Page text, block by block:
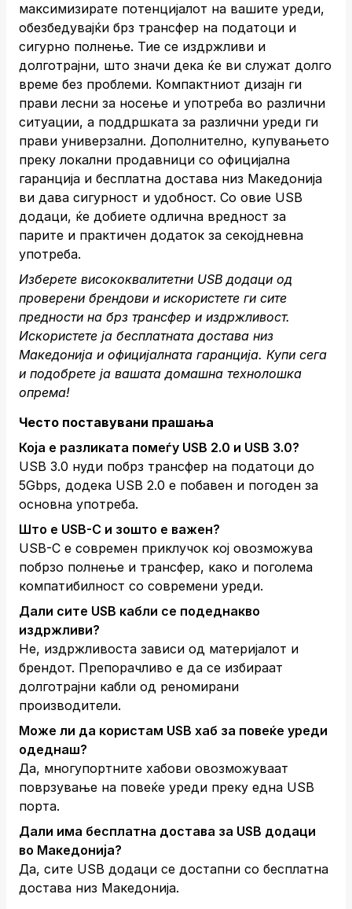
максимизирате потенцијалот на вашите уреди,
обезбедувајќи брз трансфер на податоци и
сигурно полнење. Тие се издржливи и
долготрајни, што значи дека ќе ви служат долго
време без проблеми. Компактниот дизајн ги
прави лесни за носење и употреба во различни
ситуации, а поддршката за различни уреди ги
прави универзални. Дополнително, купувањето
преку локални продавници со официјална
гаранција и бесплатна достава низ Македонија
ви дава сигурност и удобност. Со овие USB
додаци, ќе добиете одлична вредност за
парите и практичен додаток за секојдневна
употреба.
Изберете висококвалитетни USB додаци од
проверени брендови и искористете ги сите
предности на брз трансфер и издржливост.
Искористете ја бесплатната достава низ
Македонија и официјалната гаранција. Купи сега
и подобрете ја вашата домашна технолошка
опрема!
Често поставувани прашања
Која е разликата помеѓу USB 2.0 и USB 3.0?
USB 3.0 нуди побрз трансфер на податоци до
5Gbps, додека USB 2.0 е побавен и погоден за
основна употреба.
Што е USB-C и зошто е важен?
USB-C е современ приклучок кој овозможува
побрзо полнење и трансфер, како и поголема
компатибилност со современи уреди.
Дали сите USB кабли се подеднакво
издржливи?
Не, издржливоста зависи од материјалот и
брендот. Препорачливо е да се избираат
долготрајни кабли од реномирани
производители.
Може ли да користам USB хаб за повеќе уреди
одеднаш?
Да, многупортните хабови овозможуваат
поврзување на повеќе уреди преку една USB
порта.
Дали има бесплатна достава за USB додаци
во Македонија?
Да, сите USB додаци се достапни со бесплатна
достава низ Македонија.